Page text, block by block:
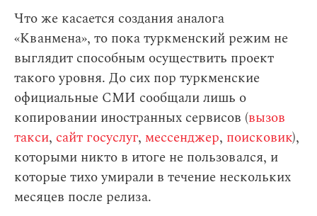
Что же касается создания аналога
«Кванмена», то пока туркменский режим не
выглядит способным осуществить проект
такого уровня. До сих пор туркменские
официальные СМИ сообщали лишь о
копировании иностранных сервисов (вызов
такси, сайт госуслуг, мессенджер, поисковик),
которыми никто в итоге не пользовался, и
которые тихо умирали в течение нескольких
месяцев после релиза.